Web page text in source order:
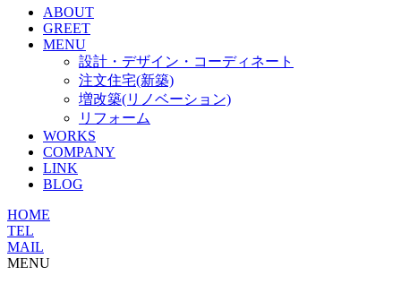
ABOUT
GREET
MENU
設計・デザイン・コーディネート
注文住宅(新築)
増改築(リノベーション)
リフォーム
WORKS
COMPANY
LINK
BLOG
HOME
TEL
MAIL
MENU